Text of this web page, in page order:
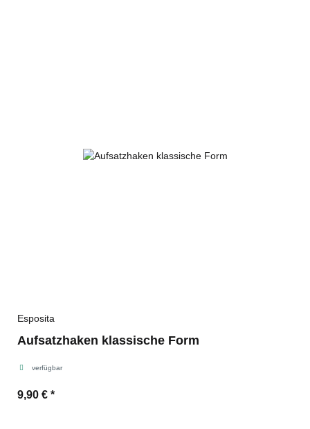
Esposita
Aufsatzhaken klassische Form
verfügbar
9,90 € *